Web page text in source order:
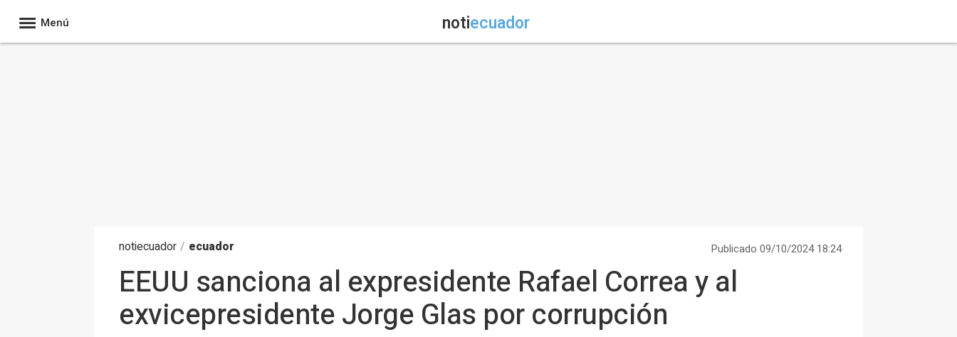
Menú notiecuador
notiecuador / ecuador Publicado 09/10/2024 18:24
EEUU sanciona al expresidente Rafael Correa y al
exvicepresidente Jorge Glas por corrupción